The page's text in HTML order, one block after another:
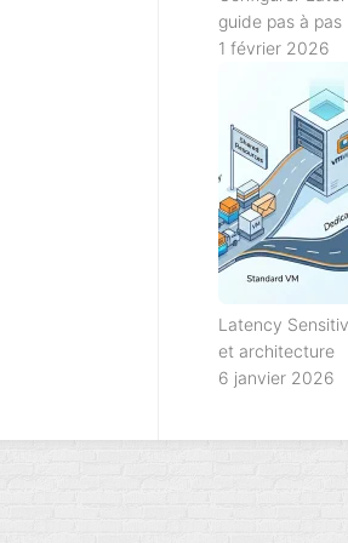
guide pas à pas
1 février 2026
Latency
et architecture
6 janvier 2026